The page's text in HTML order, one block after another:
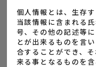
個人情報とは、生存
当該情報に含まれる
号、その他の記述等
とが出来るものを言
合することができ、
来る事となるものを含